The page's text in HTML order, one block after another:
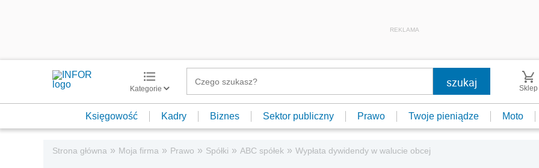
REKLAMA
Kategorie Sklep
Księgowość Kadry Biznes Sektor publiczny Prawo Twoje pieniądze Moto
Strona główna » Moja firma » Prawo » Spółki » ABC spółek » Wypłata dywidendy w walucie obcej